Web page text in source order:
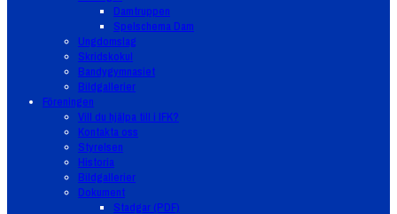
Damtruppen
Spelschema Dam
Ungdomslag
Skridskokul
Bandygymnasiet
Bildgallerier
Föreningen
Vill du hjälpa till i IFK?
Kontakta oss
Styrelsen
Historia
Bildgallerier
Dokument
Stadgar (PDF)